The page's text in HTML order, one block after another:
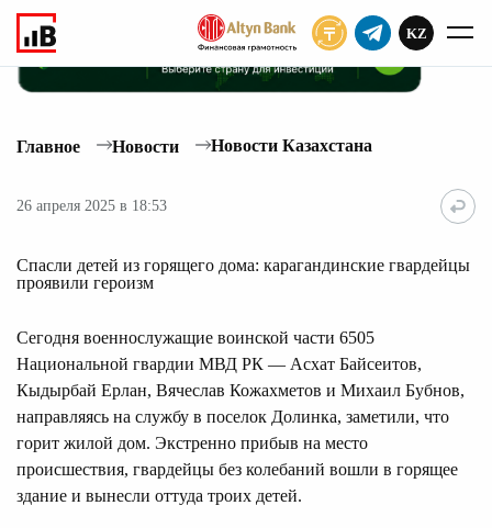
KZ
Главное Новости Новости Казахстана
26 апреля 2025 в 18:53
Спасли детей из горящего дома: карагандинские гвардейцы
проявили героизм
Сегодня военнослужащие воинской части 6505
Национальной гвардии МВД РК — Асхат Байсеитов,
Кыдырбай Ерлан, Вячеслав Кожахметов и Михаил Бубнов,
направляясь на службу в поселок Долинка, заметили, что
горит жилой дом. Экстренно прибыв на место
происшествия, гвардейцы без колебаний вошли в горящее
здание и вынесли оттуда троих детей.